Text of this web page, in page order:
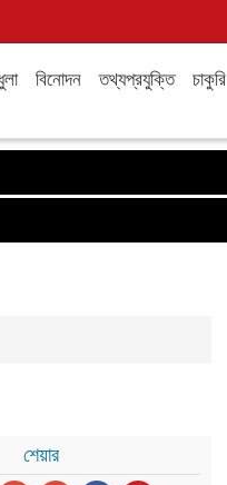
বিনোদন তথ্যপ্রযুক্তি চাকুরি
শেয়ার